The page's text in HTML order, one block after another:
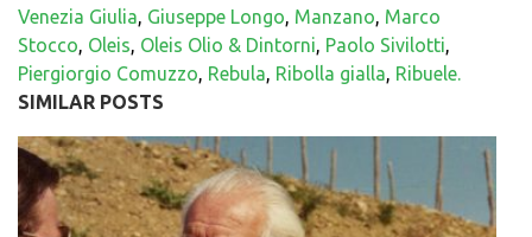
Venezia Giulia Giuseppe Longo Manzano Marco
Stocco Oleis Oleis Olio & Dintorni Paolo Sivilotti
Piergiorgio Comuzzo Rebula Ribolla gialla Ribuele.
SIMILAR POSTS